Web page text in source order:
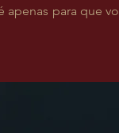
para que